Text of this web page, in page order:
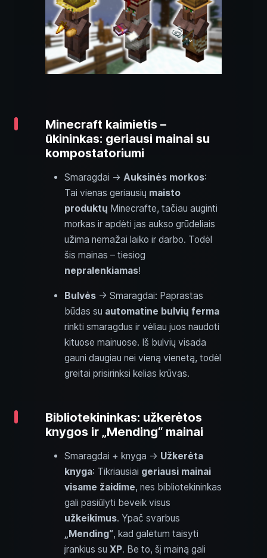
Minecraft kaimietis –
ūkininkas: geriausi mainai su
kompostatoriumi
Smaragdai → Auksinės morkos:
Tai vienas geriausių maisto
produktų Minecrafte, tačiau auginti
morkas ir apdėti jas aukso grūdeliais
užima nemažai laiko ir darbo. Todėl
šis mainas – tiesiog
nepralenkiamas!
Bulvės → Smaragdai: Paprastas
būdas su automatine bulvių ferma
rinkti smaragdus ir vėliau juos naudoti
kituose mainuose. Iš bulvių visada
gauni daugiau nei vieną vienetą, todėl
greitai prisirinksi kelias krūvas.
Bibliotekininkas: užkerėtos
knygos ir „Mending“ mainai
Smaragdai + knyga → Užkerėta
knyga: Tikriausiai geriausi mainai
visame žaidime, nes bibliotekininkas
gali pasiūlyti beveik visus
užkeikimus. Ypač svarbus
„Mending“, kad galėtum taisyti
įrankius su XP. Be to, šį mainą gali